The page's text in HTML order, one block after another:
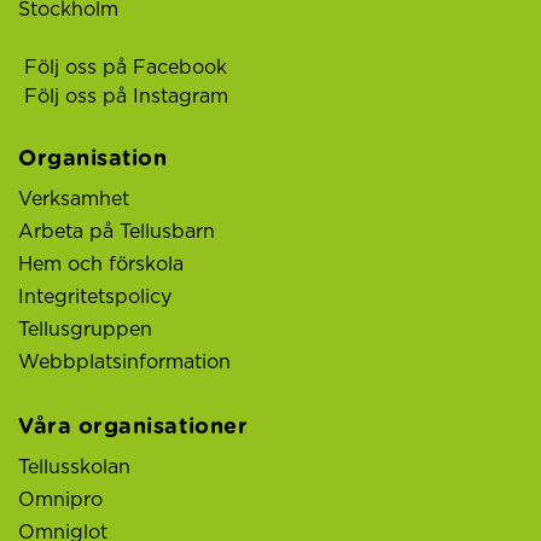
Stockholm
Följ oss på Facebook
Följ oss på Instagram
Organisation
Verksamhet
Arbeta på Tellusbarn
Hem och förskola
Integritetspolicy
Tellusgruppen
Webbplatsinformation
Våra organisationer
Tellusskolan
Omnipro
Omniglot